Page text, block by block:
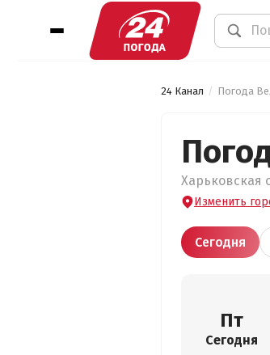
24 Канал Погода
Харьковская
Изменить
Сегодня
Пт
Сегодня